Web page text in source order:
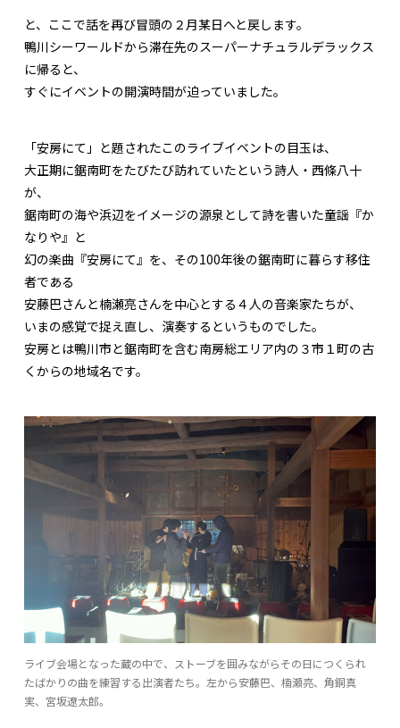
と、ここで話を再び冒頭の２月某日へと戻します。
鴨川シーワールドから滞在先のスーパーナチュラルデラックス
に帰ると、
すぐにイベントの開演時間が迫っていました。
「安房にて」と題されたこのライブイベントの目玉は、
大正期に鋸南町をたびたび訪れていたという詩人・西條八十
が、
鋸南町の海や浜辺をイメージの源泉として詩を書いた童謡『か
なりや』と
幻の楽曲『安房にて』を、その100年後の鋸南町に暮らす移住
者である
安藤巴さんと楠瀬亮さんを中心とする４人の音楽家たちが、
いまの感覚で捉え直し、演奏するというものでした。
安房とは鴨川市と鋸南町を含む南房総エリア内の３市１町の古
くからの地域名です。
ライブ会場となった蔵の中で、ストーブを囲みながらその日につくられ
たばかりの曲を練習する出演者たち。左から安藤巴、楠瀬亮、角銅真
実、宮坂遼太郎。